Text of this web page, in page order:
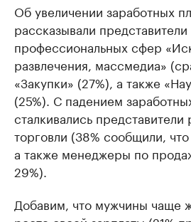
Об увеличении заработных
рассказывали представители
профессиональных сфер
развлечения, массмедиа»
«Закупки» (27%), а также
(25%). С падением
сталкивались представители
торговли (38% сообщили,
а также менеджеры по
29%).
Добавим, что мужчины чаще